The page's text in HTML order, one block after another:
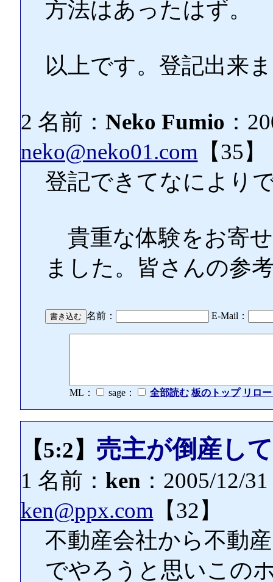
方法はあったはず。
以上です。登記出来
2 名前： Neko Fumio ：
neko@neko01.com 【35】
登記できてなにより
貴重な体験をお寄
ました。皆さんの参
名前： E-Mail：
ML： sage： 全部読む 板のトップ リロ
【5:2】 売主が倒産し
1 名前： ken ：2005/12/
ken@ppx.com 【32】
不動産会社から不動
でやろうと思いこの